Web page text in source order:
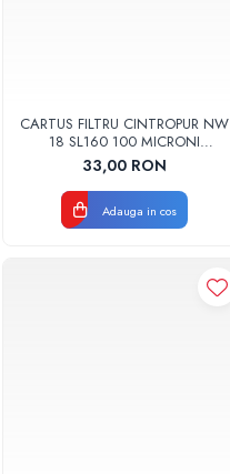
CARTUS FILTRU CINTROPUR NW
18 SL160 100 MICRONI
MANSOANE FILTRARE SET 5BUC
33,00 RON
Adauga in cos